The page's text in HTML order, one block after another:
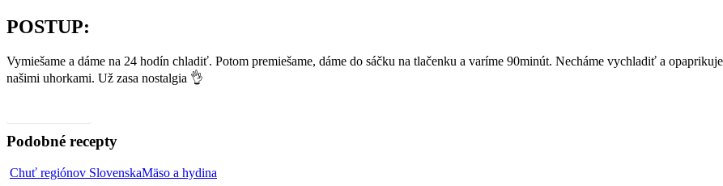
POSTUP:
Vymiešame a dáme na 24 hodín chladiť. Potom premiešame, dáme do sáčku na tlačenku a varíme 90minút. Necháme vychladiť a
našimi uhorkami. Už zasa nostalgia 👌
Podobné recepty
Chuť regiónov SlovenskaMäso a hydina